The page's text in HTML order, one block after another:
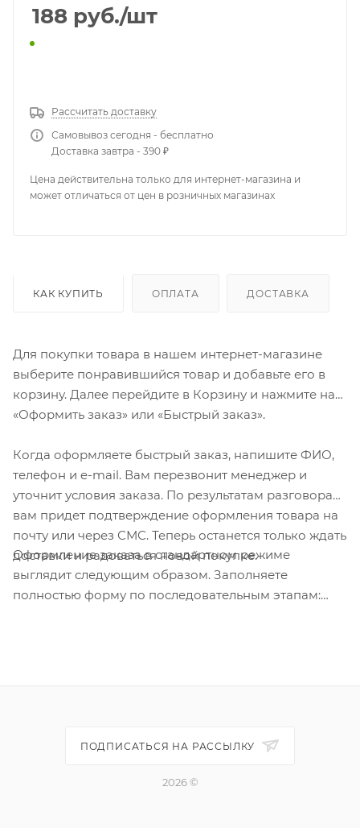
188 руб./шт
Рассчитать доставку
Самовывоз сегодня - бесплатно
Доставка завтра - 390 ₽
Цена действительна только для интернет-магазина и
может отличаться от цен в розничных магазинах
КАК КУПИТЬ ОПЛАТА ДОСТАВКА
Для покупки товара в нашем интернет-магазине
выберите понравившийся товар и добавьте его в
корзину. Далее перейдите в Корзину и нажмите на
«Оформить заказ» или «Быстрый заказ».
Когда оформляете быстрый заказ, напишите ФИО,
телефон и e-mail. Вам перезвонит менеджер и
уточнит условия заказа. По результатам разговора
вам придет подтверждение оформления товара на
почту или через СМС. Теперь останется только ждать
доставки и радоваться новой покупке.
Оформление заказа в стандартном режиме
выглядит следующим образом. Заполняете
полностью форму по последовательным этапам:
ПОДПИСАТЬСЯ НА РАССЫЛКУ
2026 ©